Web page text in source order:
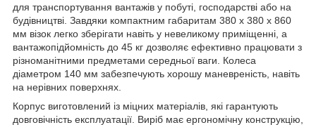
для транспортування вантажів у побуті, господарстві або на
будівництві. Завдяки компактним габаритам 380 x 380 x 860
мм візок легко зберігати навіть у невеликому приміщенні, а
вантажопідйомність до 45 кг дозволяє ефективно працювати з
різноманітними предметами середньої ваги. Колеса
діаметром 140 мм забезпечують хорошу маневреність, навіть
на нерівних поверхнях.
Корпус виготовлений із міцних матеріалів, які гарантують
довговічність експлуатації. Виріб має ергономічну конструкцію,